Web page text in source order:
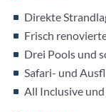
Direkte
Frisch
Drei Pools und
Safari- und
All Inclusive